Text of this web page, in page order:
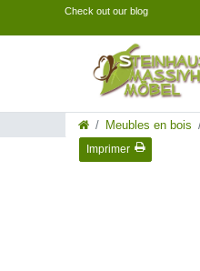
Check out our blog
Meubles en bois
Imprimer